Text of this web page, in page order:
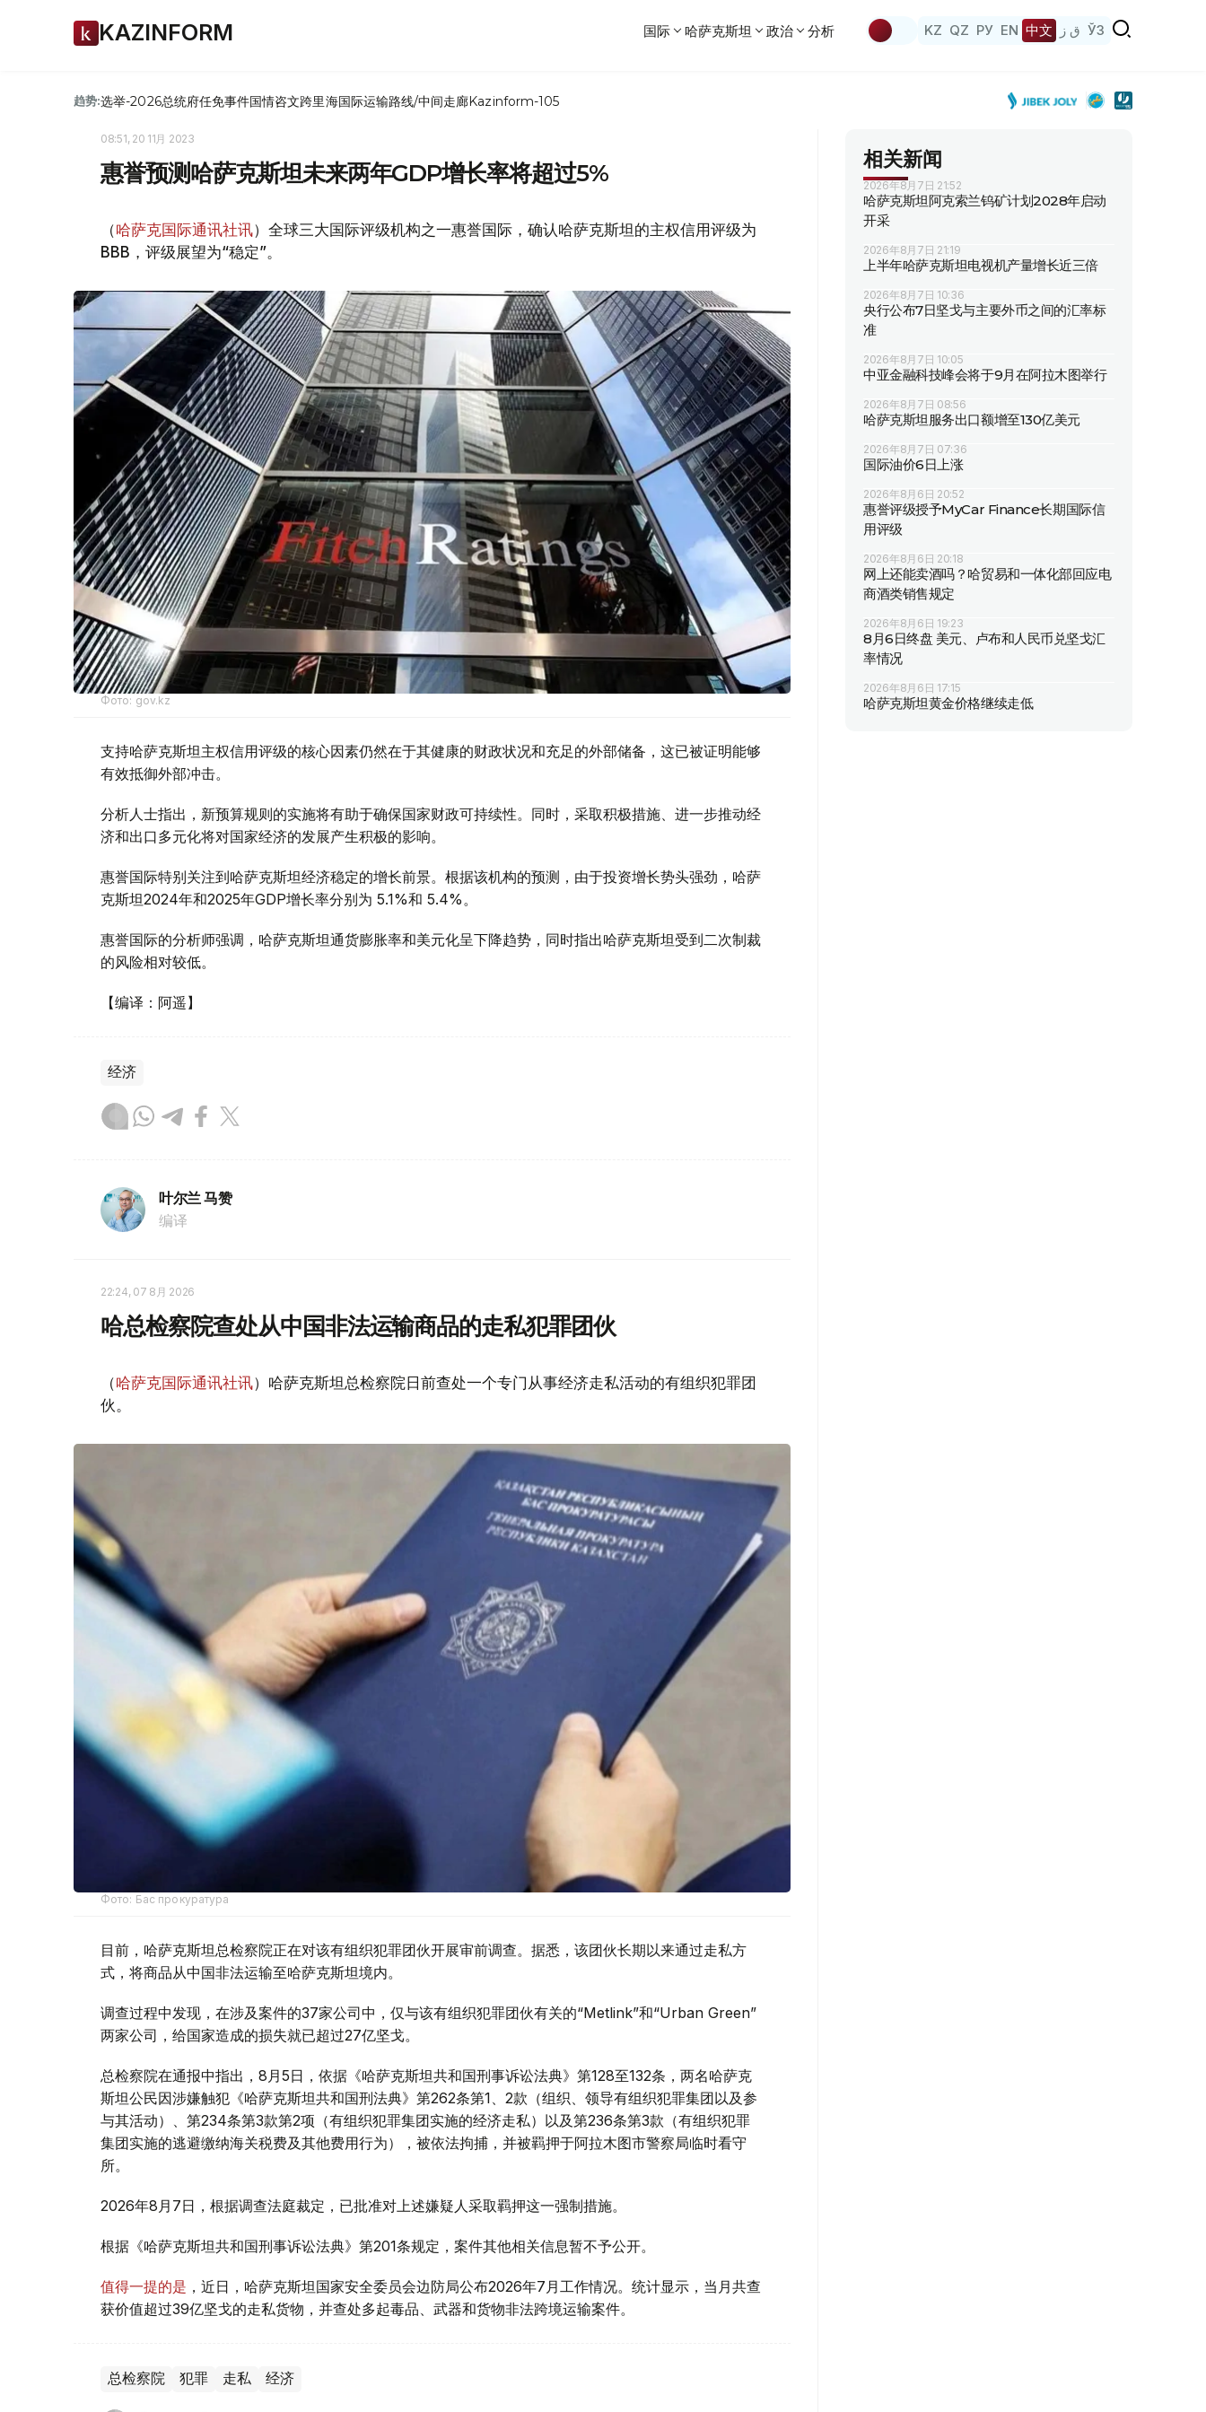
KAZINFORM 国际 哈萨克斯坦 政治 分析 KZ QZ РУ EN 中文 ق ز ЎЗ
趋势:选举-2026总统府任免事件国情咨文跨里海国际运输路线/中间走廊Kazinform-105
08:51, 20 11月 2023
惠誉预测哈萨克斯坦未来两年GDP增长率将超过5%
（哈萨克国际通讯社讯）全球三大国际评级机构之一惠誉国际，确认哈萨克斯坦的主权信用评级为
BBB，评级展望为“稳定”。
Фото: gov.kz
支持哈萨克斯坦主权信用评级的核心因素仍然在于其健康的财政状况和充足的外部储备，这已被证明能够
有效抵御外部冲击。
分析人士指出，新预算规则的实施将有助于确保国家财政可持续性。同时，采取积极措施、进一步推动经
济和出口多元化将对国家经济的发展产生积极的影响。
惠誉国际特别关注到哈萨克斯坦经济稳定的增长前景。根据该机构的预测，由于投资增长势头强劲，哈萨
克斯坦2024年和2025年GDP增长率分别为 5.1%和 5.4%。
惠誉国际的分析师强调，哈萨克斯坦通货膨胀率和美元化呈下降趋势，同时指出哈萨克斯坦受到二次制裁
的风险相对较低。
【编译：阿遥】
经济
叶尔兰 马赞
编译
22:24, 07 8月 2026
哈总检察院查处从中国非法运输商品的走私犯罪团伙
（哈萨克国际通讯社讯）哈萨克斯坦总检察院日前查处一个专门从事经济走私活动的有组织犯罪团
伙。
Фото: Бас прокуратура
目前，哈萨克斯坦总检察院正在对该有组织犯罪团伙开展审前调查。据悉，该团伙长期以来通过走私方
式，将商品从中国非法运输至哈萨克斯坦境内。
调查过程中发现，在涉及案件的37家公司中，仅与该有组织犯罪团伙有关的“Metlink”和“Urban Green”
两家公司，给国家造成的损失就已超过27亿坚戈。
总检察院在通报中指出，8月5日，依据《哈萨克斯坦共和国刑事诉讼法典》第128至132条，两名哈萨克
斯坦公民因涉嫌触犯《哈萨克斯坦共和国刑法典》第262条第1、2款（组织、领导有组织犯罪集团以及参
与其活动）、第234条第3款第2项（有组织犯罪集团实施的经济走私）以及第236条第3款（有组织犯罪
集团实施的逃避缴纳海关税费及其他费用行为），被依法拘捕，并被羁押于阿拉木图市警察局临时看守
所。
2026年8月7日，根据调查法庭裁定，已批准对上述嫌疑人采取羁押这一强制措施。
根据《哈萨克斯坦共和国刑事诉讼法典》第201条规定，案件其他相关信息暂不予公开。
值得一提的是 ，近日，哈萨克斯坦国家安全委员会边防局公布2026年7月工作情况。统计显示，当月共查
获价值超过39亿坚戈的走私货物，并查处多起毒品、武器和货物非法跨境运输案件。
总检察院 犯罪 走私 经济
相关新闻
2026年8月7日 21:52
哈萨克斯坦阿克索兰钨矿计划2028年启动
开采
2026年8月7日 21:19
上半年哈萨克斯坦电视机产量增长近三倍
2026年8月7日 10:36
央行公布7日坚戈与主要外币之间的汇率标
准
2026年8月7日 10:05
中亚金融科技峰会将于9月在阿拉木图举行
2026年8月7日 08:56
哈萨克斯坦服务出口额增至130亿美元
2026年8月7日 07:36
国际油价6日上涨
2026年8月6日 20:52
惠誉评级授予MyCar Finance长期国际信
用评级
2026年8月6日 20:18
网上还能卖酒吗？哈贸易和一体化部回应电
商酒类销售规定
2026年8月6日 19:23
8月6日终盘 美元、卢布和人民币兑坚戈汇
率情况
2026年8月6日 17:15
哈萨克斯坦黄金价格继续走低